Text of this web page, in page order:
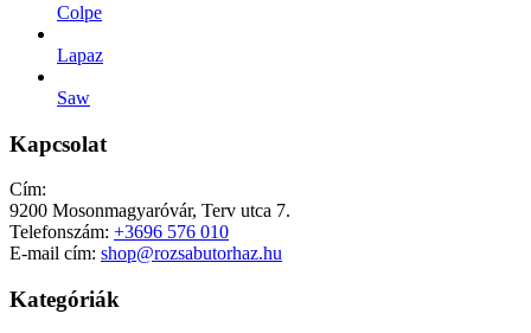
Colpe
Lapaz
Saw
Kapcsolat
Cím:
9200 Mosonmagyaróvár, Terv utca 7.
Telefonszám: +3696 576 010
E-mail cím: shop@rozsabutorhaz.hu
Kategóriák